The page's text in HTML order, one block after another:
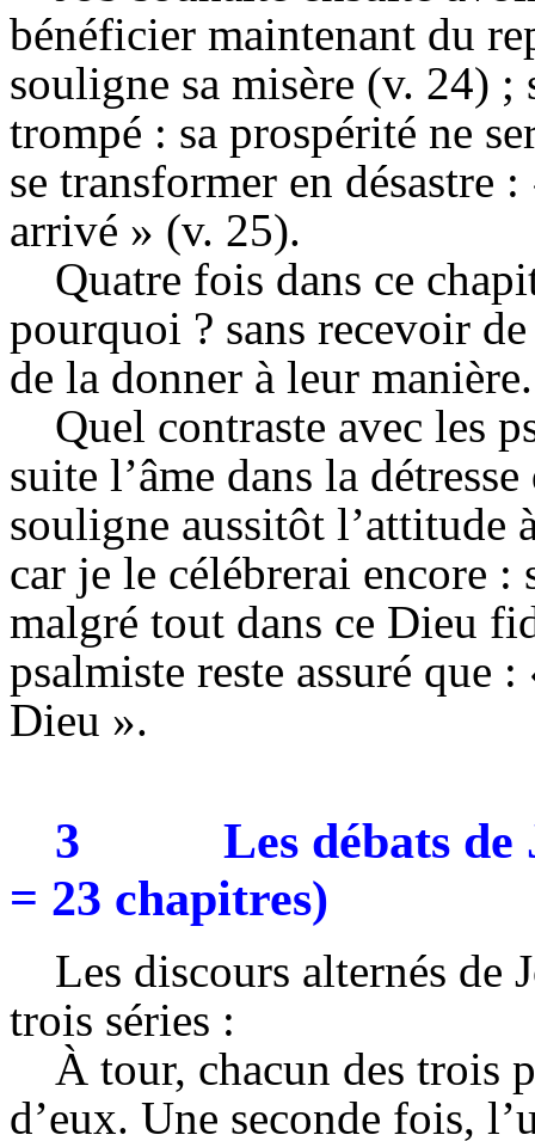
bénéficier maintenant du
souligne sa misère (v. 24) ;
trompé : sa prospérité ne
se transformer en désastre
arrivé » (v. 25).
Quatre fois dans ce
pourquoi ? sans recevoir
de la donner à leur manière.
Quel contraste avec les
suite l’âme dans la
souligne aussitôt l’attitude
car je le célébrerai encore
malgré tout dans ce Dieu
psalmiste reste assuré que
Dieu ».
3
Les débats de
= 23 chapitres)
Les discours alternés de
trois séries :
À tour, chacun des trois
d’eux. Une seconde fois,